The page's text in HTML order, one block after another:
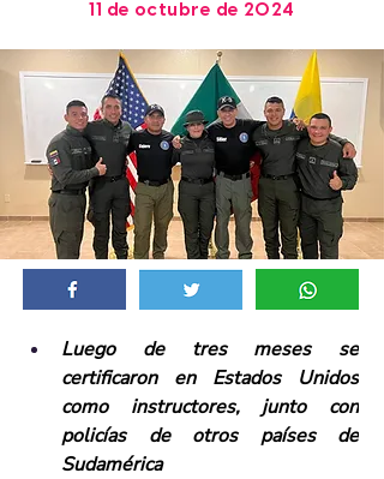
11 de octubre de 2024
Luego de tres meses se
certificaron en Estados Unidos
como instructores, junto con
policías de otros países de
Sudamérica